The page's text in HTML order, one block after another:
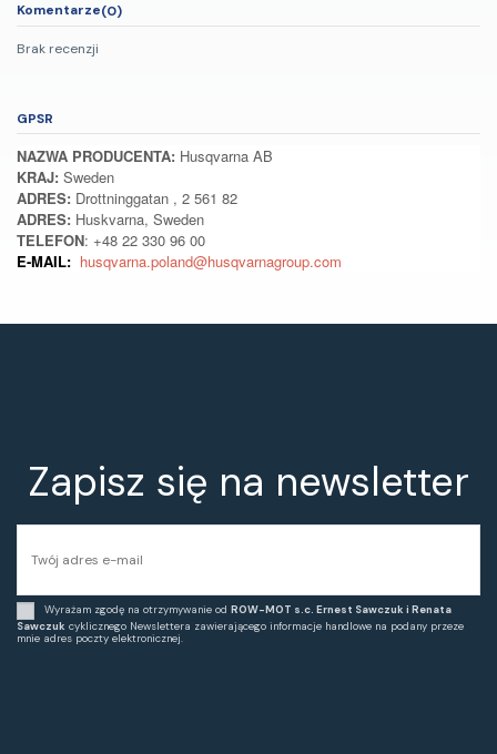
Komentarze(0)
Brak recenzji
GPSR
NAZWA PRODUCENTA: Husqvarna AB
KRAJ: Sweden
ADRES: Drottninggatan , 2 561 82
ADRES: Huskvarna, Sweden
TELEFON: +48 22 330 96 00
E-MAIL: husqvarna.poland@husqvarnagroup.com
Zapisz się na newsletter
Wyrażam zgodę na otrzymywanie od ROW-MOT s.c. Ernest Sawczuk i Renata
Sawczuk cyklicznego Newslettera zawierającego informacje handlowe na podany przeze
mnie adres poczty elektronicznej.